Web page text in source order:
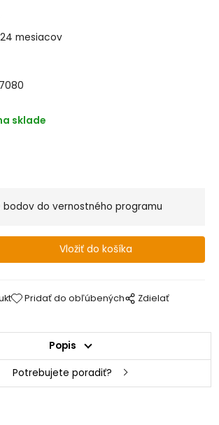
24 mesiacov
sklade
bodov do vernostného programu
Pridať do obľúbených Zdielať
Popis
Potrebujete poradiť?